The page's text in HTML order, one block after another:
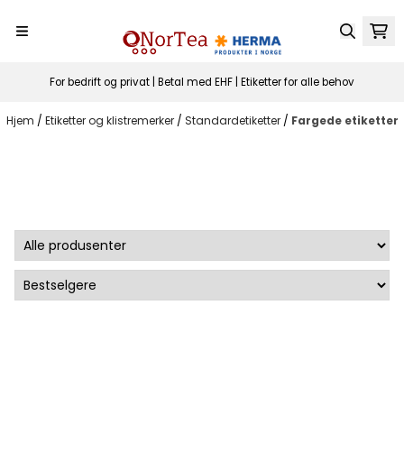
For bedrift og privat | Betal med EHF | Etiketter for alle behov
Hjem / Etiketter og klistremerker / Standardetiketter / Fargede etiketter